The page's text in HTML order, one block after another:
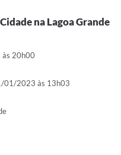
na Lagoa Grande
20h00
01/2023 às 13h03